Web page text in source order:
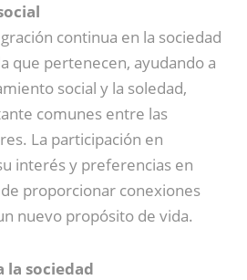
continua en la sociedad
que pertenecen, ayudando a
social y la soledad,
comunes entre las
La participación en
interés y preferencias en
proporcionar conexiones
nuevo propósito de vida.
la sociedad